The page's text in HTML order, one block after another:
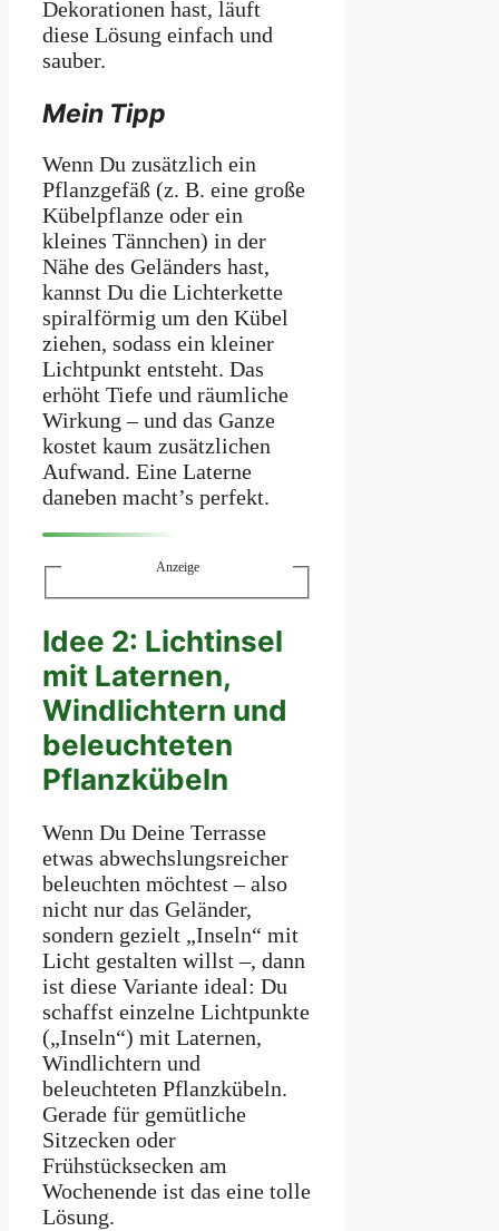
Dekorationen hast, läuft
diese Lösung einfach und
sauber.
Mein Tipp
Wenn Du zusätzlich ein
Pflanzgefäß (z. B. eine große
Kübelpflanze oder ein
kleines Tännchen) in der
Nähe des Geländers hast,
kannst Du die Lichterkette
spiralförmig um den Kübel
ziehen, sodass ein kleiner
Lichtpunkt entsteht. Das
erhöht Tiefe und räumliche
Wirkung – und das Ganze
kostet kaum zusätzlichen
Aufwand. Eine Laterne
daneben macht’s perfekt.
Anzeige
Idee 2: Lichtinsel
mit Laternen,
Windlichtern und
beleuchteten
Pflanzkübeln
Wenn Du Deine Terrasse
etwas abwechslungsreicher
beleuchten möchtest – also
nicht nur das Geländer,
sondern gezielt „Inseln“ mit
Licht gestalten willst –, dann
ist diese Variante ideal: Du
schaffst einzelne Lichtpunkte
(„Inseln“) mit Laternen,
Windlichtern und
beleuchteten Pflanzkübeln.
Gerade für gemütliche
Sitzecken oder
Frühstücksecken am
Wochenende ist das eine tolle
Lösung.